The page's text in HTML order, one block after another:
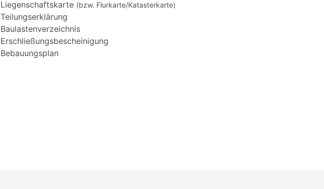
Liegenschaftskarte (bzw. Flurkarte/Katasterkarte)
Teilungserklärung
Baulastenverzeichnis
Erschließungsbescheinigung
Bebauungsplan